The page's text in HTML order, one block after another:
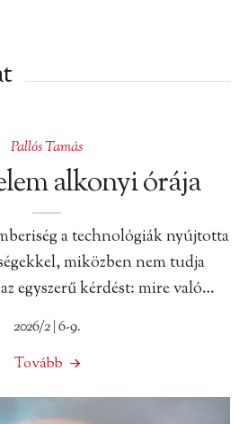
Pallós Tamás
alkonyi órája
a technológiák nyújtotta
miközben nem tudja
egyszerű kérdést: mire való…
2026/2 | 6-9.
Tovább